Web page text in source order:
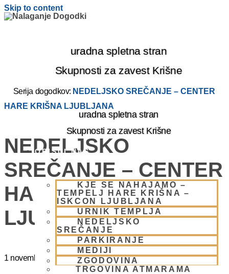
Skip to content
uradna spletna stran
Skupnosti za zavest Krišne
uradna spletna stran
Skupnosti za zavest Krišne
OBIŠČI NAS
KJE SE NAHAJAMO –
TEMPELJ HARE KRIŠNA –
ISKCON LJUBLJANA
URNIK TEMPLJA
NEDELJSKO
SREČANJE
PARKIRANJE
MEDIJI
ZGODOVINA
TRGOVINA ATMARAMA
Serija dogodkov: NEDELJSKO SREČANJE – CENTER
HARE KRIŠNA LJUBLJANA
NEDELJSKO
SREČANJE – CENTER
HARE KRIŠNA
LJUBLJANA
1 novembra @ 15:00 -20:00